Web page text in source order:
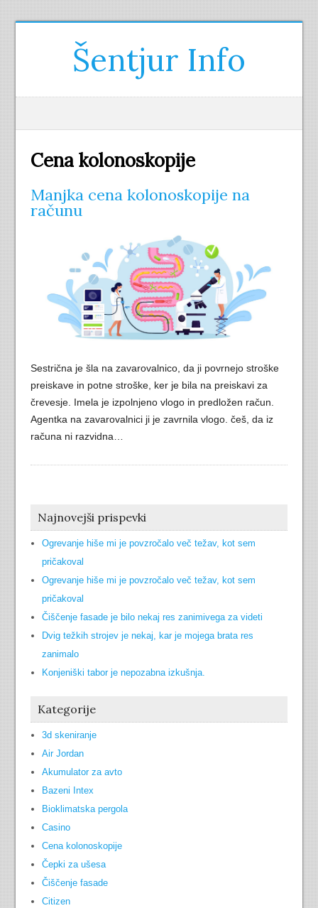
Šentjur Info
Cena kolonoskopije
Manjka cena kolonoskopije na
računu
Sestrična je šla na zavarovalnico, da ji povrnejo stroške
preiskave in potne stroške, ker je bila na preiskavi za
črevesje. Imela je izpolnjeno vlogo in predložen račun.
Agentka na zavarovalnici ji je zavrnila vlogo. češ, da iz
računa ni razvidna…
Najnovejši prispevki
Ogrevanje hiše mi je povzročalo več težav, kot sem
pričakoval
Ogrevanje hiše mi je povzročalo več težav, kot sem
pričakoval
Čiščenje fasade je bilo nekaj res zanimivega za videti
Dvig težkih strojev je nekaj, kar je mojega brata res
zanimalo
Konjeniški tabor je nepozabna izkušnja.
Kategorije
3d skeniranje
Air Jordan
Akumulator za avto
Bazeni Intex
Bioklimatska pergola
Casino
Cena kolonoskopije
Čepki za ušesa
Čiščenje fasade
Citizen